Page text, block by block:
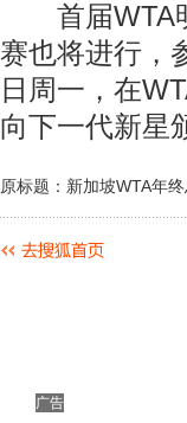
首届WTA明
赛也将进行，
日周一，在
向下一代新星
原标题：新加坡WTA年
广告